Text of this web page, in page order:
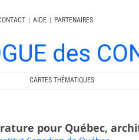
| AIDE |
PARTENAIRES
CARTES THÉMATIQUES
pour Québec,